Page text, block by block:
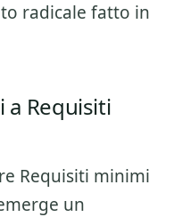
radicale fatto in
Requisiti
Requisiti minimi
un